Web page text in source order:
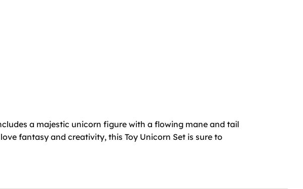
a majestic unicorn figure with a flowing mane and tail
fantasy and creativity, this Toy Unicorn Set is sure to